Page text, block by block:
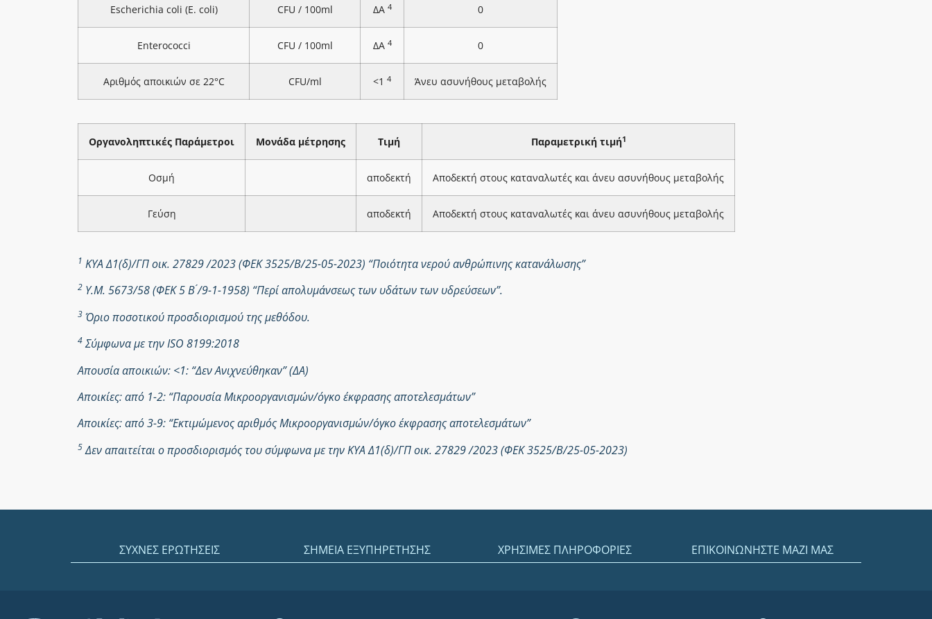
Escherichia coli (E. coli) CFU / 100ml ΔΑ 4 0
Enterococci CFU / 100ml ΔΑ 4 0
Αριθμός αποικιών σε 22°C CFU/ml <1 4 Άνευ ασυνήθους μεταβολής
Οργανοληπτικές Παράμετροι Μονάδα μέτρησης Τιμή Παραμετρική τιμή1
Οσμή αποδεκτή Αποδεκτή στους καταναλωτές και άνευ ασυνήθους μεταβολής
Γεύση αποδεκτή Αποδεκτή στους καταναλωτές και άνευ ασυνήθους μεταβολής
1 ΚΥΑ Δ1(δ)/ΓΠ οικ. 27829 /2023 (ΦΕΚ 3525/Β/25-05-2023) “Ποιότητα νερού ανθρώπινης κατανάλωσης”
2 Υ.Μ. 5673/58 (ΦΕΚ 5 Β ́/9-1-1958) “Περί απολυμάνσεως των υδάτων των υδρεύσεων”.
3 Όριο ποσοτικού προσδιορισμού της μεθόδου.
4Σύμφωνα με την ISO 8199:2018
Απουσία αποικιών: <1: “Δεν Ανιχνεύθηκαν” (ΔΑ)
Αποικίες: από 1-2: “Παρουσία Μικροοργανισμών/όγκο έκφρασης αποτελεσμάτων”
Αποικίες: από 3-9: “Εκτιμώμενος αριθμός Μικροοργανισμών/όγκο έκφρασης αποτελεσμάτων”
5Δεν απαιτείται ο προσδιορισμός του σύμφωνα με την ΚΥΑ Δ1(δ)/ΓΠ οικ. 27829 /2023 (ΦΕΚ 3525/Β/25-05-2023)
ΣΥΧΝΕΣ ΕΡΩΤΗΣΕΙΣ ΣΗΜΕΙΑ ΕΞΥΠΗΡΕΤΗΣΗΣ ΧΡΗΣΙΜΕΣ ΠΛΗΡΟΦΟΡΙΕΣ ΕΠΙΚΟΙΝΩΝΗΣΤΕ ΜΑΖΙ ΜΑΣ